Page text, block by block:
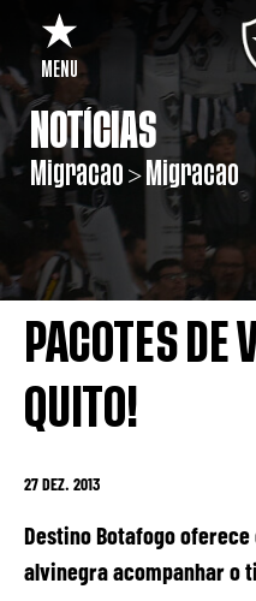
MENU
NOTÍCIAS
Migracao > Migracao
PACOTES DE
QUITO!
27 DEZ. 2013
Destino Botafogo
alvinegra acompanhar o